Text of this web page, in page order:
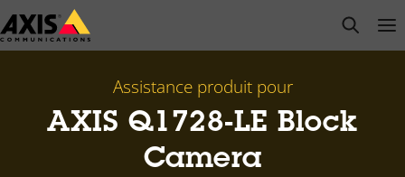
Passer
au
open
Assistance produit pour
AXIS Q1728-LE Block
Camera